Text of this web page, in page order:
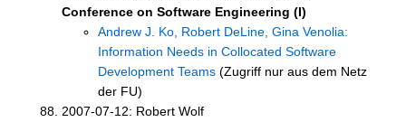
Conference on Software Engineering (I)
Andrew J. Ko, Robert DeLine, Gina Venolia:
Information Needs in Collocated Software
Development Teams (Zugriff nur aus dem Netz
der FU)
2007-07-12: Robert Wolf